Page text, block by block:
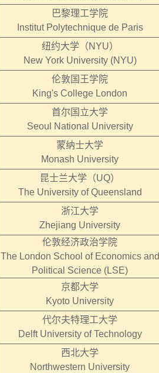
巴黎理工学院
Institut Polytechnique de Paris
纽约大学（NYU）
New York University (NYU)
伦敦国王学院
King's College London
首尔国立大学
Seoul National University
蒙纳士大学
Monash University
昆士兰大学（UQ）
The University of Queensland
浙江大学
Zhejiang University
伦敦经济政治学院
The London School of Economics and
Political Science (LSE)
京都大学
Kyoto University
代尔夫特理工大学
Delft University of Technology
西北大学
Northwestern University